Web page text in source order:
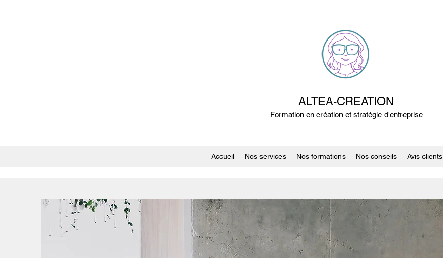
ALTEA-CREATION
Formation en création et stratégie d'entreprise
Accueil Nos services Nos formations Nos conseils Avis clients